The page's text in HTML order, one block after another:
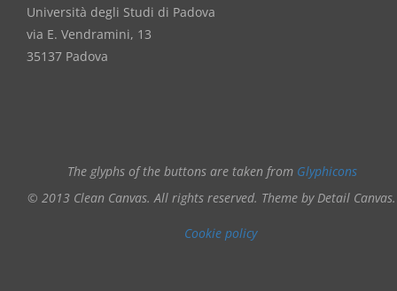
Università degli Studi di Padova
via E. Vendramini, 13
35137 Padova
The glyphs of the buttons are taken from Glyphicons
© 2013 Clean Canvas. All rights reserved. Theme by Detail Canvas.
Cookie policy